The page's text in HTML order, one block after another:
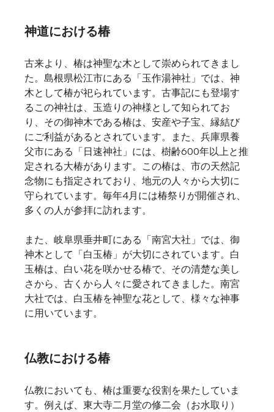
神道における椿
古来より、椿は神聖な木として崇められてきまし
た。島根県松江市にある「玉作湯神社」では、神
木として椿が祀られています。古事記にも登場す
るこの神社は、玉造りの神様として知られてお
り、その御神木である椿は、安産や子宝、縁結び
にご利益があるとされています。また、兵庫県養
父市にある「日速神社」には、樹齢600年以上と推
定される大椿があります。この椿は、市の天然記
念物にも指定されており、地元の人々から大切に
守られています。毎年4月には椿祭りが開催され、
多くの人が参拝に訪れます。
また、岐阜県垂井町にある「南宮大社」では、御
神木として「白玉椿」が大切にされています。白
玉椿は、白い花を咲かせる椿で、その清楚な美し
さから、古くから人々に愛されてきました。南宮
大社では、白玉椿を神聖な花として、様々な神事
に用いています。
仏教における椿
仏教においても、椿は重要な役割を果たしていま
す。例えば、東大寺二月堂の修二会（お水取り）